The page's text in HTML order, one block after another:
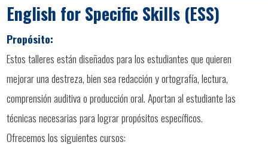
English for Specific Skills (ESS)
Propósito:
Estos talleres están diseñados para los estudiantes que quieren
mejorar una destreza, bien sea redacción y ortografía, lectura,
comprensión auditiva o producción oral. Aportan al estudiante las
técnicas necesarias para lograr propósitos específicos.
Ofrecemos los siguientes cursos: